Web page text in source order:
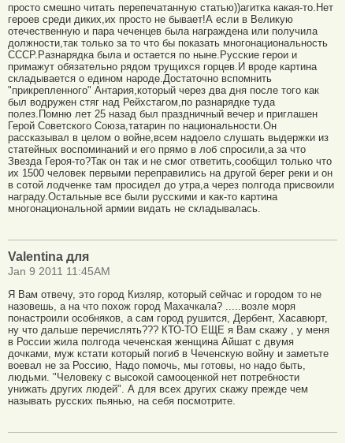
просто смешно читать перепечатанную статью))агитка какая-то.Нет
героев среди диких,их просто не бывает!А если в Великую
отечественную и пара чеченцев была награждена или получила
должности,так только за то что бы показать многонациональность
СССР.Разнарядка была и остается по ныне.Русские герои и
примажут обязательно рядом трущихся горцев.И вроде картина
складывается о едином народе.Достаточно вспомнить
"прикрепленного" Антария,который через два дня после того как
был водружен стяг над Рейхстагом,по разнарядке туда
полез.Помню лет 25 назад был праздничный вечер и приглашен
Герой Советского Союза,татарин по национальности.Он
рассказывал в целом о войне,всем надоело слушать выдержки из
статейных воспоминаний и его прямо в лоб спросили,а за что
Звезда Героя-то?Так он так и не смог ответить,сообщил только что
их 1500 человек первыми переправились на другой берег реки и он
в сотой лодченке там просидел до утра,а через полгода присвоили
награду.Остальные все были русскими и как-то картина
многонациональной армии видать не складывалась.
Valentina для
Jan 9 2011 11:45AM
Я Вам отвечу, это город Кизляр, который сейчас и городом то не
назовешь, а на что похож город Махачкала? .....возле моря
понастроили особняков, а сам город рушится, Дербент, Хасавюрт,
ну что дальше перечислять??? КТО-ТО ЕЩЕ я Вам скажу , у меня
в России жила полгода чеченская женщина Айшат с двумя
дочками, муж кстати который погиб в Чеченскую войну и заметьте
воевал не за Россию, Надо помочь, мы готовы, но надо быть,
людьми. "Человеку с высокой самооценкой нет потребности
унижать других людей". А для всех других скажу прежде чем
называть русских пьянью, на себя посмотрите.